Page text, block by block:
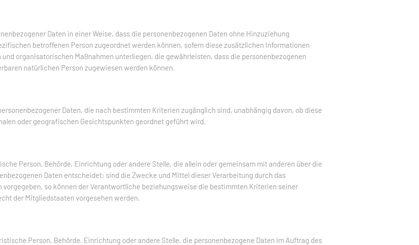
Daten in einer Weise, dass die personenbezogenen Daten ohne Hinzuziehung
betroffenen Person zugeordnet werden können, sofern diese zusätzlichen Informationen
organisatorischen Maßnahmen unterliegen, die gewährleisten, dass die personenbezogenen
natürlichen Person zugewiesen werden können.
Daten, die nach bestimmten Kriterien zugänglich sind, unabhängig davon, ob diese
oder geografischen Gesichtspunkten geordnet geführt wird.
Person, Behörde, Einrichtung oder andere Stelle, die allein oder gemeinsam mit anderen über die
Daten entscheidet; sind die Zwecke und Mittel dieser Verarbeitung durch das
so können der Verantwortliche beziehungsweise die bestimmten Kriterien seiner
der Mitgliedstaaten vorgesehen werden.
Person, Behörde, Einrichtung oder andere Stelle, die personenbezogene Daten im Auftrag des